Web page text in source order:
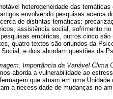
heterogeneidade das temáticas
envolvendo pesquisas acerca
de distintas temáticas:
assistência social, sofrimento no
empíricas, outros cinco são
quatro textos são oriundos da
e dois abordam questões da
Importância da Variável Clima
aborda a vulnerabilidade ao
que atuam em uma Unidade
a necessidade de mudanças no